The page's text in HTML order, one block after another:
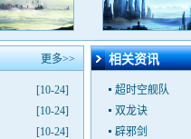
更多>>
[10-24]
[10-24]
[10-24]
相关资讯
超时空舰队
双龙诀
辟邪剑